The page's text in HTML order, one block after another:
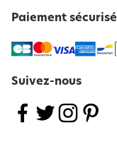
Paiement sécurisé
Suivez-nous